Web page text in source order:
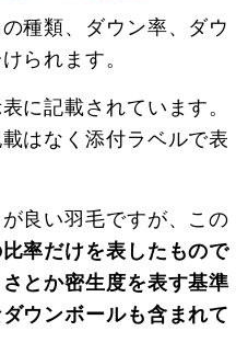
種類、ダウン率、ダウ
られます。
に記載されています。
はなく添付ラベルで表
良い羽毛ですが、この
率だけを表したもので
とか密生度を表す基準
ウンボールも含まれて